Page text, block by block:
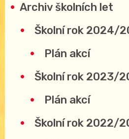
Archiv školních let
Školní rok 2024/
Plán akcí
Školní rok 2023/
Plán akcí
Školní rok 2022/